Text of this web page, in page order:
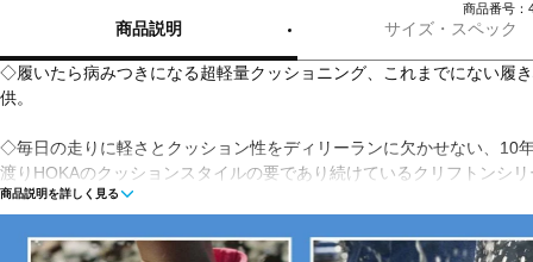
商品番号：
商品説明 サイズ・スペック
◇履いたら病みつきになる超軽量クッショニング、これまでにない履
供。
◇毎日の走りに軽さとクッション性をディリーランに欠かせない、10
渡りHOKAのクッションスタイルの要であり続けているクリフトンシ
のクリフトンの次世代モデルのクリフトン 10(CLIFTON 10)は、かか
す。履いたら病みつきになる超軽量クッショニングはそのままに、フ
商品説明を詳しく見る